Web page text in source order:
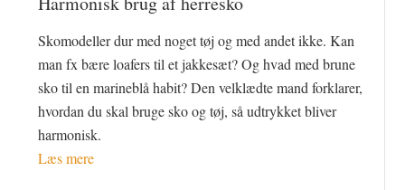
Skomodeller dur med noget tøj og med andet ikke. Kan
man fx bære loafers til et jakkesæt? Og hvad med brune
sko til en marineblå habit? Den velklædte mand forklarer,
hvordan du skal bruge sko og tøj, så udtrykket bliver
harmonisk.
Læs mere